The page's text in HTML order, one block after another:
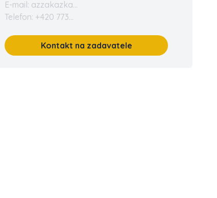
E-mail: azzakazka...
Telefon: +420 773...
Kontakt na zadavatele